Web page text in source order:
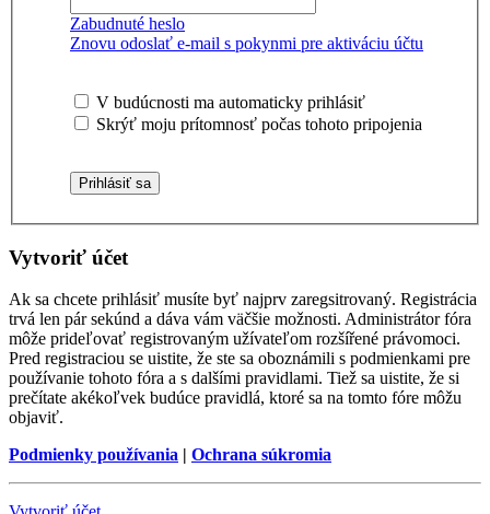
Zabudnuté heslo
Znovu odoslať e-mail s pokynmi pre aktiváciu účtu
V budúcnosti ma automaticky prihlásiť
Skrýť moju prítomnosť počas tohoto pripojenia
Vytvoriť účet
Ak sa chcete prihlásiť musíte byť najprv zaregsitrovaný. Registrácia
trvá len pár sekúnd a dáva vám väčšie možnosti. Administrátor fóra
môže prideľovať registrovaným užívateľom rozšířené právomoci.
Pred registraciou se uistite, že ste sa oboznámili s podmienkami pre
používanie tohoto fóra a s dalšími pravidlami. Tiež sa uistite, že si
prečítate akékoľvek budúce pravidlá, ktoré sa na tomto fóre môžu
objaviť.
Podmienky používania | Ochrana súkromia